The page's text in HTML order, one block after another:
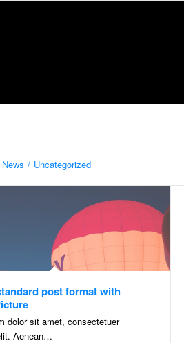
News / Uncategorized
post format with
dolor sit amet, consectetuer
Aenean…